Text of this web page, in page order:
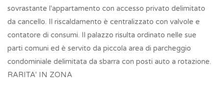
sovrastante l'appartamento con accesso privato delimitato
da cancello. Il riscaldamento è centralizzato con valvole e
contatore di consumi. Il palazzo risulta ordinato nelle sue
parti comuni ed è servito da piccola area di parcheggio
condominiale delimitata da sbarra con posti auto a rotazione.
RARITA' IN ZONA